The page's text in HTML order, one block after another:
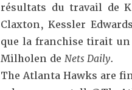
résultats du travail de
Claxton, Kessler
que la franchise tirait
Milholen de Nets Daily.
The Atlanta Hawks are